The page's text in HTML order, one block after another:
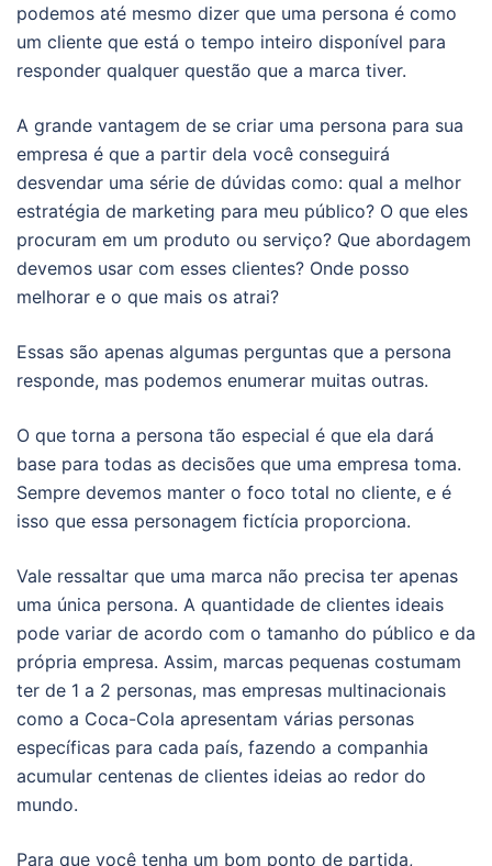
podemos até mesmo dizer que uma persona é como
um cliente que está o tempo inteiro disponível para
responder qualquer questão que a marca tiver.
A grande vantagem de se criar uma persona para sua
empresa é que a partir dela você conseguirá
desvendar uma série de dúvidas como: qual a melhor
estratégia de marketing para meu público? O que eles
procuram em um produto ou serviço? Que abordagem
devemos usar com esses clientes? Onde posso
melhorar e o que mais os atrai?
Essas são apenas algumas perguntas que a persona
responde, mas podemos enumerar muitas outras.
O que torna a persona tão especial é que ela dará
base para todas as decisões que uma empresa toma.
Sempre devemos manter o foco total no cliente, e é
isso que essa personagem fictícia proporciona.
Vale ressaltar que uma marca não precisa ter apenas
uma única persona. A quantidade de clientes ideais
pode variar de acordo com o tamanho do público e da
própria empresa. Assim, marcas pequenas costumam
ter de 1 a 2 personas, mas empresas multinacionais
como a Coca-Cola apresentam várias personas
específicas para cada país, fazendo a companhia
acumular centenas de clientes ideias ao redor do
mundo.
Para que você tenha um bom ponto de partida,